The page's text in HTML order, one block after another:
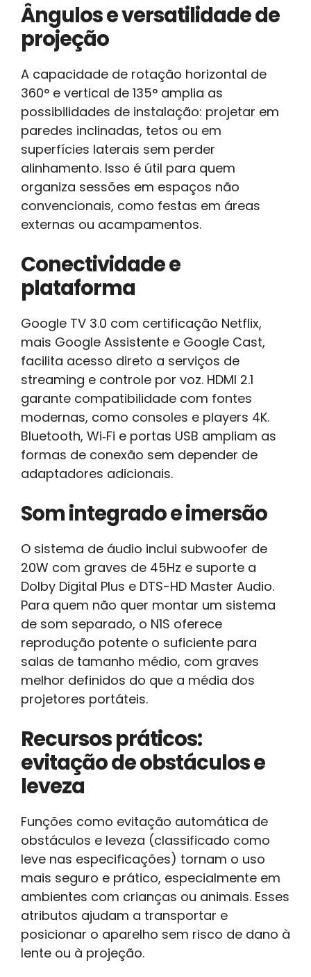
Ângulos e versatilidade de
projeção
A capacidade de rotação horizontal de
360° e vertical de 135° amplia as
possibilidades de instalação: projetar em
paredes inclinadas, tetos ou em
superfícies laterais sem perder
alinhamento. Isso é útil para quem
organiza sessões em espaços não
convencionais, como festas em áreas
externas ou acampamentos.
Conectividade e
plataforma
Google TV 3.0 com certificação Netflix,
mais Google Assistente e Google Cast,
facilita acesso direto a serviços de
streaming e controle por voz. HDMI 2.1
garante compatibilidade com fontes
modernas, como consoles e players 4K.
Bluetooth, Wi‑Fi e portas USB ampliam as
formas de conexão sem depender de
adaptadores adicionais.
Som integrado e imersão
O sistema de áudio inclui subwoofer de
20W com graves de 45Hz e suporte a
Dolby Digital Plus e DTS-HD Master Audio.
Para quem não quer montar um sistema
de som separado, o N1S oferece
reprodução potente o suficiente para
salas de tamanho médio, com graves
melhor definidos do que a média dos
projetores portáteis.
Recursos práticos:
evitação de obstáculos e
leveza
Funções como evitação automática de
obstáculos e leveza (classificado como
leve nas especificações) tornam o uso
mais seguro e prático, especialmente em
ambientes com crianças ou animais. Esses
atributos ajudam a transportar e
posicionar o aparelho sem risco de dano à
lente ou à projeção.